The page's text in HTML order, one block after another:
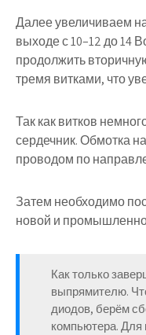
Далее увеличиваем
выходе с 10–12 до 14
продолжить
тремя витками, что
Так как витков
сердечник. Обмотка
проводом по
Затем необходимо
новой и
Как только
выпрямителю.
диодов, берём
компьютера. Для